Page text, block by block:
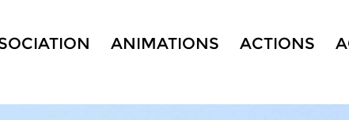
ANIMATIONS ACTIONS